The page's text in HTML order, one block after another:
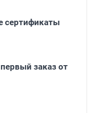
сертификаты
заказ от